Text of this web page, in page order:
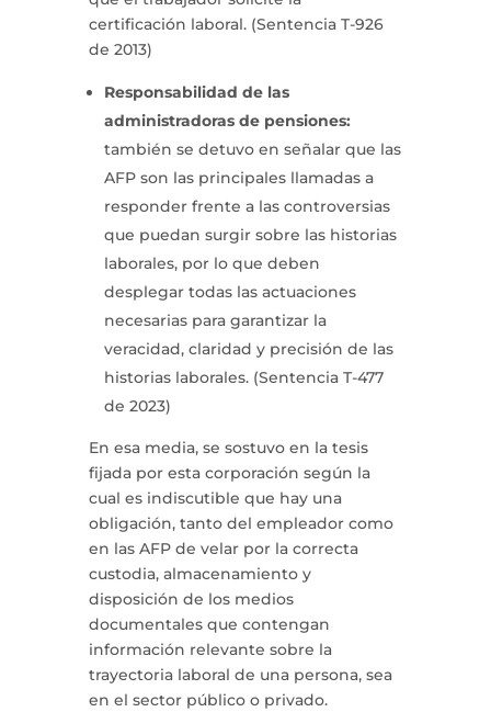
certificación laboral. (Sentencia T-926
de 2013)
Responsabilidad de las
administradoras de pensiones:
también se detuvo en señalar que las
AFP son las principales llamadas a
responder frente a las controversias
que puedan surgir sobre las historias
laborales, por lo que deben
desplegar todas las actuaciones
necesarias para garantizar la
veracidad, claridad y precisión de las
historias laborales. (Sentencia T-477
de 2023)
En esa media, se sostuvo en la tesis
fijada por esta corporación según la
cual es indiscutible que hay una
obligación, tanto del empleador como
en las AFP de velar por la correcta
custodia, almacenamiento y
disposición de los medios
documentales que contengan
información relevante sobre la
trayectoria laboral de una persona, sea
en el sector público o privado.